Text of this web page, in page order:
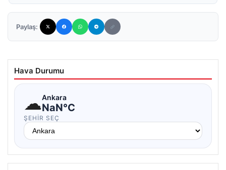
Paylaş:
Hava Durumu
☁Ankara
NaN°C
ŞEHIR SEÇ